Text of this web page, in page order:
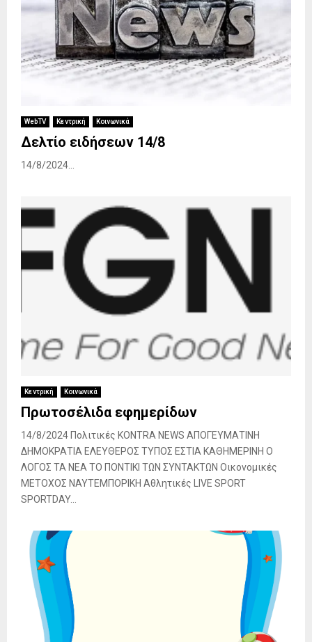
WebTV Κεντρική Κοινωνικά
Δελτίο ειδήσεων 14/8
14/8/2024...
Κεντρική Κοινωνικά
Πρωτοσέλιδα εφημερίδων
14/8/2024 Πολιτικές KONTRA NEWS ΑΠΟΓΕΥΜΑΤΙΝΗ
ΔΗΜΟΚΡΑΤΙΑ ΕΛΕΥΘΕΡΟΣ ΤΥΠΟΣ ΕΣΤΙΑ ΚΑΘΗΜΕΡΙΝΗ Ο
ΛΟΓΟΣ ΤΑ ΝΕΑ ΤΟ ΠΟΝΤΙΚΙ ΤΩΝ ΣΥΝΤΑΚΤΩΝ Οικονομικές
ΜΕΤΟΧΟΣ ΝΑΥΤΕΜΠΟΡΙΚΗ Αθλητικές LIVE SPORT
SPORTDAY...